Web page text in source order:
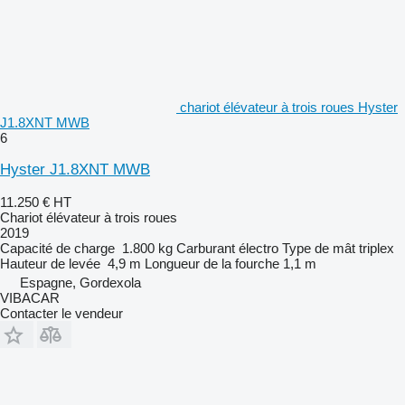
chariot élévateur à trois roues Hyster
J1.8XNT MWB
6
Hyster J1.8XNT MWB
11.250 € HT
Chariot élévateur à trois roues
2019
Capacité de charge 1.800 kg Carburant électro Type de mât triplex
Hauteur de levée 4,9 m Longueur de la fourche 1,1 m
Espagne, Gordexola
VIBACAR
Contacter le vendeur